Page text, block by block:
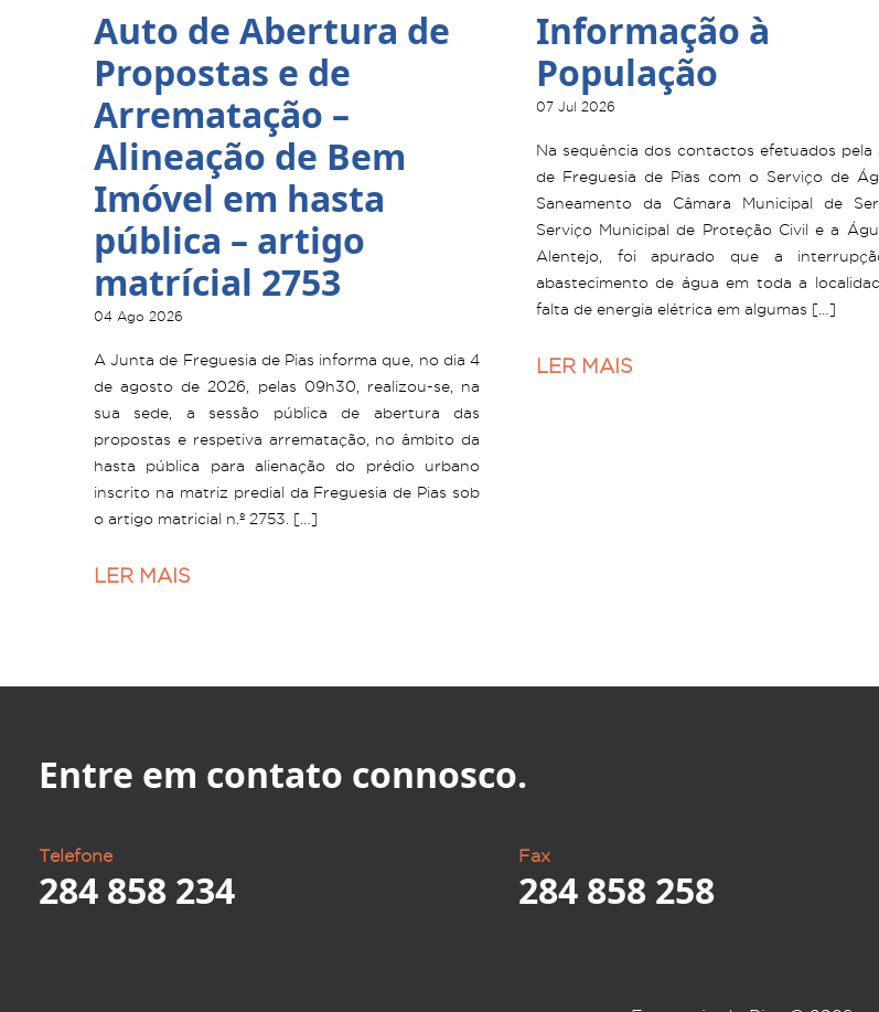
Auto de Abertura de
Propostas e de
Arrematação –
Alineação de Bem
Imóvel em hasta
pública – artigo
matrícial 2753
04 Ago 2026
A Junta de Freguesia de Pias informa que, no dia 4
de agosto de 2026, pelas 09h30, realizou-se, na
sua sede, a sessão pública de abertura das
propostas e respetiva arrematação, no âmbito da
hasta pública para alienação do prédio urbano
inscrito na matriz predial da Freguesia de Pias sob
o artigo matricial n.º 2753. […]
LER MAIS
Informação à
População
07 Jul 2026
Na sequência dos contactos efetuados pela
de Freguesia de Pias com o Serviço de
Saneamento da Câmara Municipal de
Serviço Municipal de Proteção Civil e a
Alentejo, foi apurado que a
abastecimento de água em toda a
falta de energia elétrica em algumas […]
LER MAIS
Entre em contato connosco.
Telefone
284 858 234
Fax
284 858 258